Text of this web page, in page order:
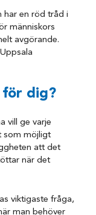
har en röd tråd i
människors
avgörande.
för dig?
vill ge varje
som möjligt
att det
när det
viktigaste fråga,
man behöver